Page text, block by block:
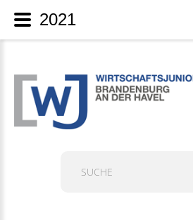
Suchen
2021